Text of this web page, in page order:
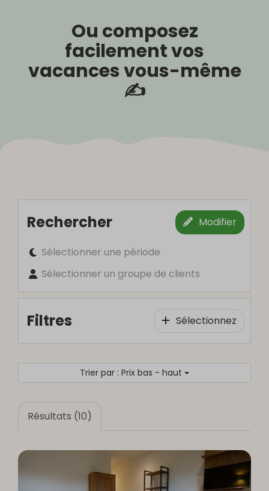
Ou composez
facilement vos
vacances vous-même
✍️
Rechercher Modifier
Sélectionner une période
Sélectionner un groupe de clients
Filtres Sélectionnez
Trier par : Prix bas - haut
Résultats (10)